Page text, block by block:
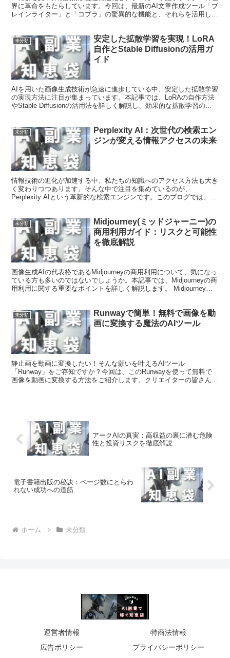
界に革命をもたらしています。今回は、最新のAI文章作成ツール「ブ
レインライター」と「コブラ」の驚異的な機能と、それらを活用した
未分類
安定した拡散学習を実現！LoRA
自作とStable Diffusionの活用ガ
イド
AIを用いた画像生成技術が急速に進歩している中、安定した拡散学習
の実現方法に注目が集まっています。本記事では、LoRAの自作方法
やStable Diffusionの活用法を詳しく解説し、効果的な拡散学習の実
未分類
Perplexity AI：次世代の検索エン
ジンが変える情報アクセスの未来
情報技術の進化が加速する中、私たちの知識へのアクセス方法も大き
く変わりつつあります。そんな中で注目を集めているのが、
Perplexity AIという革新的な検索エンジンです。このブログでは、
未分類
Midjourney(ミッドジャーニー)の
商用利用ガイド：リスクと可能性
を徹底解説
画像生成AIの代表格であるMidjourneyの商用利用について、気になっ
ている方も多いのではないでしょうか。本記事では、Midjourneyの商
用利用に関する重要なポイントを詳しく解説します。 Midjourney商
未分類
Runwayで簡単！無料で画像を動
画に変換する魔法のAIツール
静止画を動画に変換したい！そんな願いを叶えるAIツール
「Runway」をご存知ですか？今回は、このRunwayを使って無料で
画像を動画に変換する方法をご紹介します。クリエイターの皆さん、
アークAIの真実：高収益の裏に潜む危険
性と投資リスクを徹底解説
電子書籍出版の秘訣：ページ数にとらわ
れない成功への道筋
ホーム 未分類
運営者情報
特商法情報
広告ポリシー
プライバシーポリシー